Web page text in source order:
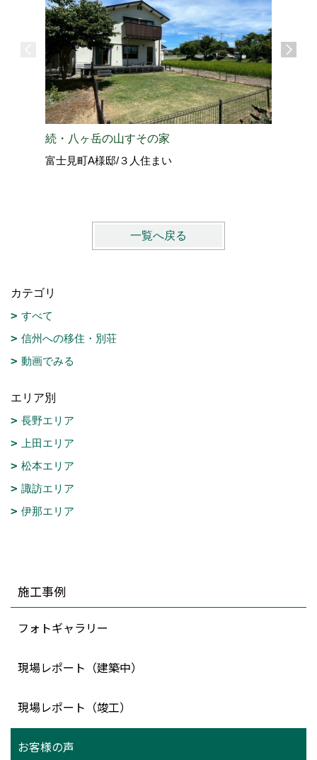
続・八ヶ岳の山すその家
富士見町A様邸/３人住まい
一覧へ戻る
カテゴリ
すべて
信州への移住・別荘
動画でみる
エリア別
長野エリア
上田エリア
松本エリア
諏訪エリア
伊那エリア
施工事例
フォトギャラリー
現場レポート（建築中）
現場レポート（竣工）
お客様の声